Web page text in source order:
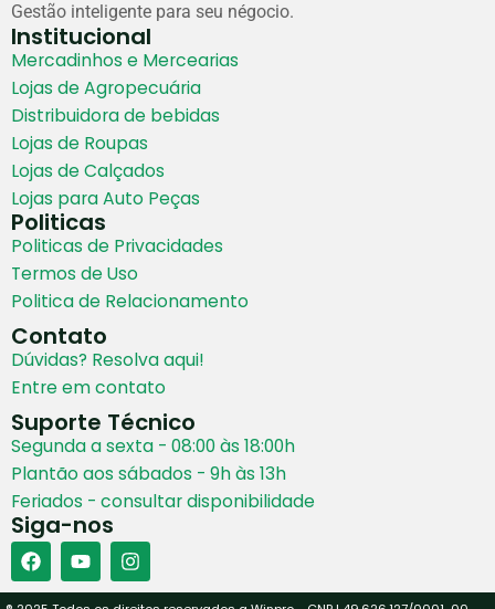
Gestão inteligente para seu négocio.
Institucional
Mercadinhos e Mercearias
Lojas de Agropecuária
Distribuidora de bebidas
Lojas de Roupas
Lojas de Calçados
Lojas para Auto Peças
Politicas
Politicas de Privacidades
Termos de Uso
Politica de Relacionamento
Contato
Dúvidas? Resolva aqui!
Entre em contato
Suporte Técnico
Segunda a sexta - 08:00 às 18:00h
Plantão aos sábados - 9h às 13h
Feriados - consultar disponibilidade
Siga-nos